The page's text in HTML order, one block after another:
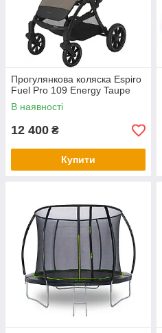
Прогулянкова коляска Espiro
Fuel Pro 109 Energy Taupe
В наявності
12 400 ₴
Купити